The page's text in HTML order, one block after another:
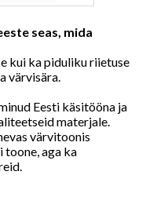
seas, mida
kui ka piduliku riietuse
värvisära.
Eesti käsitööna ja
materjale.
värvitoonis
toone, aga ka